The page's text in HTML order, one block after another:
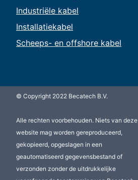
Industriële kabel
Installatiekabel
Scheeps- en offshore kabel
© Copyright 2022 Becatech B.V.
Alle rechten voorbehouden. Niets van deze
website mag worden gereproduceerd,
gekopieerd, opgeslagen in een
geautomatiseerd gegevensbestand of
verzonden zonder de uitdrukkelijke